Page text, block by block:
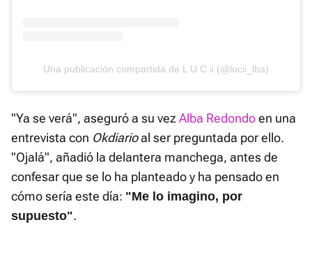
Una publicación compartida de L U C ii (@lucii_lba)
"Ya se verá", aseguró a su vezAlba Redondoen una
entrevista con Okdiarioal ser preguntada por ello.
"Ojalá", añadió la delantera manchega, antes de
confesar que se lo ha planteado y ha pensado en
cómo sería este día: "Me lo imagino, por
supuesto".